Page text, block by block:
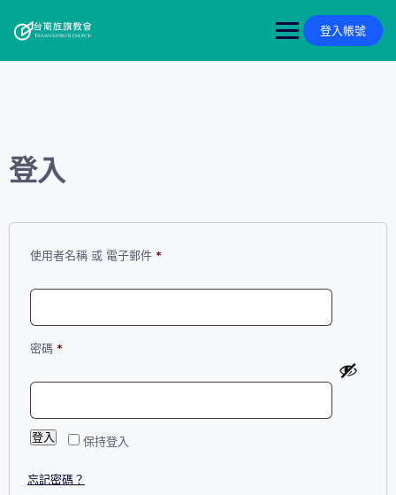
content
登入帳號
登入
使用者名稱 或 電子郵件 *
密碼 *
保持登入
登入
忘記密碼？